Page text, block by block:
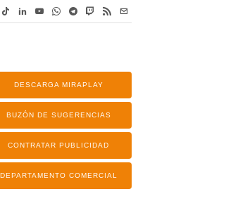
DESCARGA MIRAPLAY
BUZÓN DE SUGERENCIAS
CONTRATAR PUBLICIDAD
DEPARTAMENTO COMERCIAL